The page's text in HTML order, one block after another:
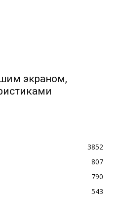
экраном,
3852
807
790
543